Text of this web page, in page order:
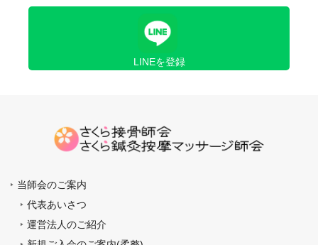
LINEを登録
当師会のご案内
代表あいさつ
運営法人のご紹介